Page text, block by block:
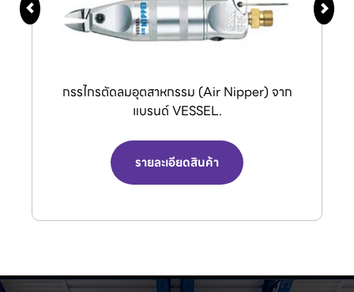
VENZ พัดลมอุตสาหกรรมใบดำและพัดลมระบาย
อากาศ
รายละเอียดสินค้า